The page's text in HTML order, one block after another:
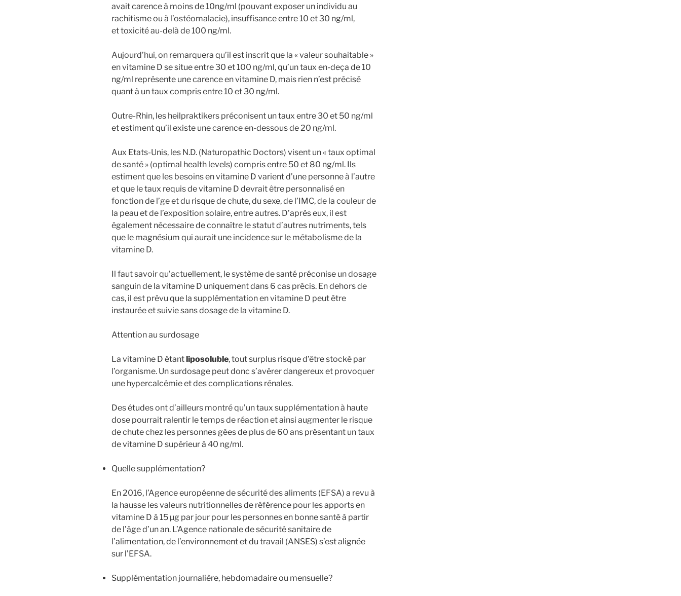
avait carence à moins de 10ng/ml (pouvant exposer un individu au
rachitisme ou à l’ostéomalacie), insuffisance entre 10 et 30 ng/ml,
et toxicité au-delà de 100 ng/ml.
Aujourd’hui, on remarquera qu’il est inscrit que la « valeur souhaitable »
en vitamine D se situe entre 30 et 100 ng/ml, qu’un taux en-deça de 10
ng/ml représente une carence en vitamine D, mais rien n’est précisé
quant à un taux compris entre 10 et 30 ng/ml.
Outre-Rhin, les heilpraktikers préconisent un taux entre 30 et 50 ng/ml
et estiment qu’il existe une carence en-dessous de 20 ng/ml.
Aux Etats-Unis, les N.D. (Naturopathic Doctors) visent un « taux optimal
de santé » (optimal health levels) compris entre 50 et 80 ng/ml. Ils
estiment que les besoins en vitamine D varient d’une personne à l’autre
et que le taux requis de vitamine D devrait être personnalisé en
fonction de l’ge et du risque de chute, du sexe, de l’IMC, de la couleur de
la peau et de l’exposition solaire, entre autres. D’après eux, il est
également nécessaire de connaître le statut d’autres nutriments, tels
que le magnésium qui aurait une incidence sur le métabolisme de la
vitamine D.
Il faut savoir qu’actuellement, le système de santé préconise un dosage
sanguin de la vitamine D uniquement dans 6 cas précis. En dehors de
cas, il est prévu que la supplémentation en vitamine D peut être
instaurée et suivie sans dosage de la vitamine D.
Attention au surdosage
La vitamine D étant liposoluble, tout surplus risque d’être stocké par
l’organisme. Un surdosage peut donc s’avérer dangereux et provoquer
une hypercalcémie et des complications rénales.
Des études ont d’ailleurs montré qu’un taux supplémentation à haute
dose pourrait ralentir le temps de réaction et ainsi augmenter le risque
de chute chez les personnes gées de plus de 60 ans présentant un taux
de vitamine D supérieur à 40 ng/ml.
Quelle supplémentation?
En 2016, l’Agence européenne de sécurité des aliments (EFSA) a revu à
la hausse les valeurs nutritionnelles de référence pour les apports en
vitamine D à 15 µg par jour pour les personnes en bonne santé à partir
de l’âge d’un an. L’Agence nationale de sécurité sanitaire de
l’alimentation, de l’environnement et du travail (ANSES) s’est alignée
sur l’EFSA.
Supplémentation journalière, hebdomadaire ou mensuelle?